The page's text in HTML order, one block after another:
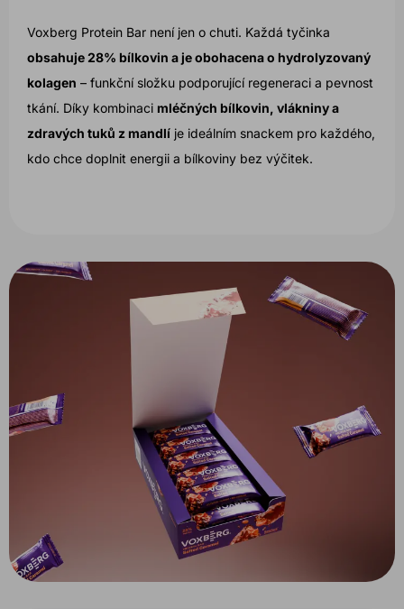
Voxberg Protein Bar není jen o chuti. Každá tyčinka
obsahuje 28% bílkovin a je obohacena o hydrolyzovaný
kolagen – funkční složku podporující regeneraci a pevnost
tkání. Díky kombinaci mléčných bílkovin, vlákniny a
zdravých tuků z mandlí je ideálním snackem pro každého,
kdo chce doplnit energii a bílkoviny bez výčitek.